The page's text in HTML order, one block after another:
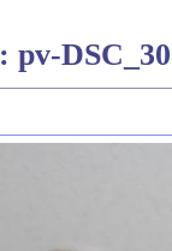
: pv-